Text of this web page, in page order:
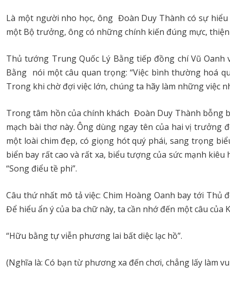
Là một người nho học, ông Đoàn Duy Thành có sự
một Bộ trưởng, ông có những chính kiến đúng mực,
Thủ tướng Trung Quốc Lý Bằng tiếp đồng chí Vũ
Bằng nói một câu quan trọng: “Việc bình thường hoá
Trong khi chờ đợi việc lớn, chúng ta hãy làm những việc
Trong tâm hồn của chính khách Đoàn Duy Thành
mạch bài thơ này. Ông dùng ngay tên của hai vị trưởng
một loài chim đẹp, có giọng hót quý phái, sang trọng
biển bay rất cao và rất xa, biểu tượng của sức mạnh
“Song điểu tề phi”.
Câu thứ nhất mô tả việc: Chim Hoàng Oanh bay tới Thủ
Để hiểu ẩn ý của ba chữ này, ta cần nhớ đến một câu
“Hữu bằng tự viễn phương lai bất diệc lạc hồ”.
(Nghĩa là: Có bạn từ phương xa đến chơi, chẳng lấy làm